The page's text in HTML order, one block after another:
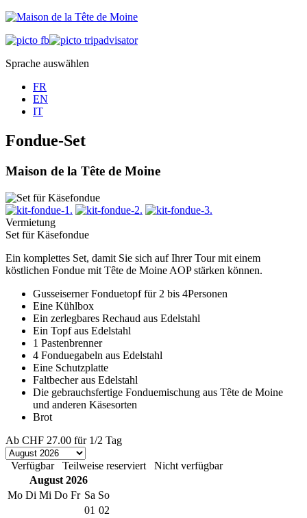
Sprache auswählen
FR
EN
IT
Fondue-Set
Maison de la Tête de Moine
Vermietung
Set für Käsefondue
Ein komplettes Set, damit Sie sich auf Ihrer Tour mit einem
köstlichen Fondue mit Tête de Moine AOP stärken können.
Gusseiserner Fonduetopf für 2 bis 4Personen
Eine Kühlbox
Ein zerlegbares Rechaud aus Edelstahl
Ein Topf aus Edelstahl
1 Pastenbrenner
4 Fonduegabeln aus Edelstahl
Eine Schutzplatte
Faltbecher aus Edelstahl
Die gebrauchsfertige Fonduemischung aus Tête de Moine
und anderen Käsesorten
Brot
Ab CHF 27.00 für 1/2 Tag
Verfügbar Teilweise reserviert
Nicht verfügbar
August 2026
Mo Di Mi Do Fr Sa So
01 02